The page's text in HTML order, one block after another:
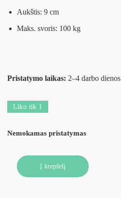
Aukštis: 9 cm
Maks. svoris: 100 kg
Pristatymo laikas: 2–4 darbo dienos
Liko tik 1
Nemokamas pristatymas
Į krepšelį